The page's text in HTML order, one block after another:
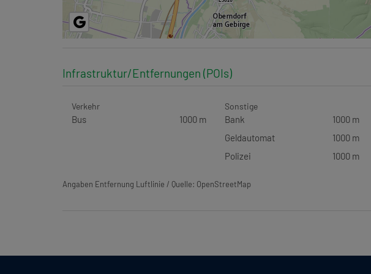
Infrastruktur/Entfernungen (POIs)
Verkehr
Bus 1000 m
Sonstige
Bank
1000 m
Geldautomat
1000 m
Polizei
1000 m
Angaben Entfernung Luftlinie / Quelle: OpenStreetMap